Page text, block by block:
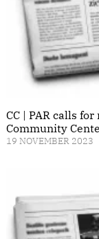
CC | PAR calls
Community
19 NOVEMBER 2023